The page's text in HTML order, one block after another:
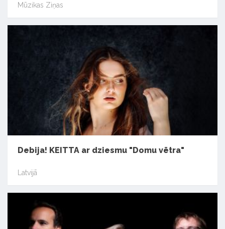
Mūzikas Ziņas
Debija! KEITTA ar dziesmu "Domu vētra"
Latvijā